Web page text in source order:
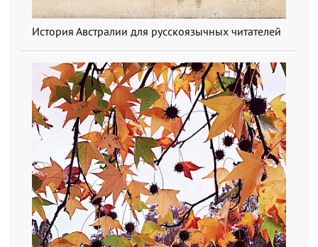
История Австралии для русскоязычных читателей